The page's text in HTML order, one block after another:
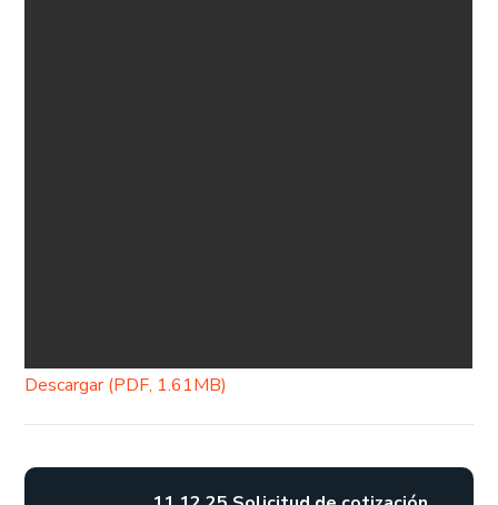
Descargar (PDF, 1.61MB)